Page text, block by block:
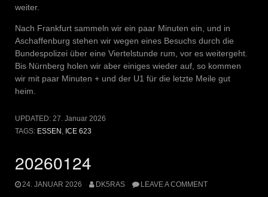
weiter.
Nach Frankfurt sammeln wir ein paar Minuten ein, und in
Aschaffenburg stehen wir wegen eines Besuchs durch die
Bundespolizei über eine Viertelstunde rum, vor es weitergeht.
Bis Nürnberg holen wir aber einiges wieder auf, so kommen
wir mit paar Minuten + und der U1 für die letzte Meile gut
heim.
UPDATED: 27. Januar 2026
TAGS: ESSEN ICE 623
20260124
24. JANUAR 2026 DK5RAS LEAVE A COMMENT